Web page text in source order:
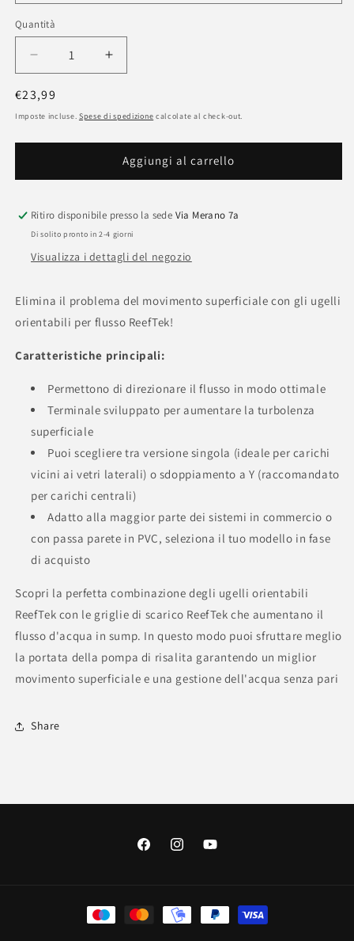
Quantità
Quantità
Diminuisci
quantità
per
Ugelli
per
superficiale
Aumenta
quantità
Ugelli
per
flusso
superficiale
Prezzo
di
€23,99
Imposte incluse. Spese di spedizione calcolate al check-out.
Aggiungi al carrello
Ritiro disponibile presso la sede Via Merano 7a
Di solito pronto in 2-4 giorni
Visualizza i dettagli del negozio
Elimina il problema del movimento superficiale con gli ugelli
orientabili per flusso ReefTek!
Caratteristiche principali:
Permettono di direzionare il flusso in modo ottimale
Terminale sviluppato per aumentare la turbolenza
superficiale
Puoi scegliere tra versione singola (ideale per carichi
vicini ai vetri laterali) o sdoppiamento a Y (raccomandato
per carichi centrali)
Adatto alla maggior parte dei sistemi in commercio o
con passa parete in PVC, seleziona il tuo modello in fase
di acquisto
Scopri la perfetta combinazione degli ugelli orientabili
ReefTek con le griglie di scarico ReefTek che aumentano il
flusso d'acqua in sump. In questo modo puoi sfruttare meglio
la portata della pompa di risalita garantendo un miglior
movimento superficiale e una gestione dell'acqua senza pari
Share
FacebookInstagramYouTube
Metodi
di